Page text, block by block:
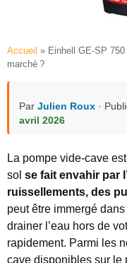
Accueil » Einhell GE-SP
marché ?
Par Julien Roux ·
avril 2026
La pompe vide-cave
sol se fait envahir par
ruissellements, des
peut être immergé
drainer l’eau hors de
rapidement. Parmi les
cave disponibles sur le